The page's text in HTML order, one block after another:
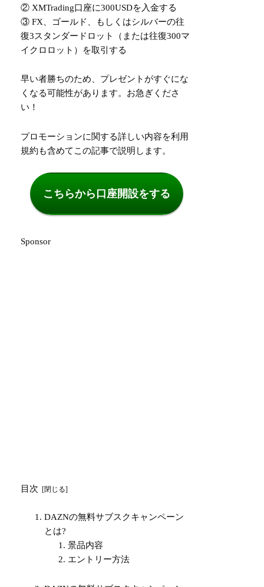
② XMTrading口座に300USDを入金する
③ FX、ゴールド、もしくはシルバーの往
復3スタンダードロット（または往復300マ
イクロロット）を取引する
早い者勝ちのため、プレゼントがすぐにな
くなる可能性があります。お急ぎくださ
い！
プロモーションに関する詳しい内容を利用
規約も含めてこの記事で説明します。
こちらから口座開設をする
Sponsor
目次
DAZNの無料サブスクキャンペーン
とは?
景品内容
エントリー方法